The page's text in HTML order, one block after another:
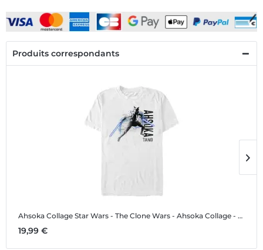
Produits correspondants
Ahsoka Collage Star Wars - The Clone Wars - Ahsoka Collage - Homme T-shirt
19,99 €